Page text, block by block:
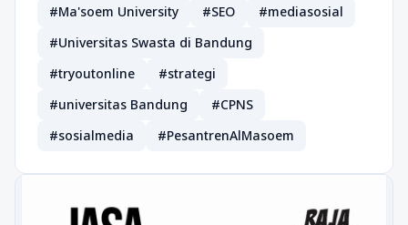
#Ma'soem University #SEO
#mediasosial
#Universitas Swasta di Bandung
#tryoutonline
#strategi
#universitas Bandung
#CPNS
#sosialmedia
#PesantrenAlMasoem